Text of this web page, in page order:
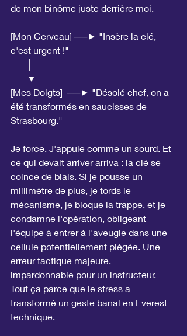
de mon binôme juste derrière moi.
[Mon Cerveau] ──► "Insère la clé,
c'est urgent !"
▼
[Mes Doigts]  ──► "Désolé chef, on a
été transformés en saucisses de
Strasbourg."
Je force. J'appuie comme un sourd. Et
ce qui devait arriver arriva : la clé se
coince de biais. Si je pousse un
millimètre de plus, je tords le
mécanisme, je bloque la trappe, et je
condamne l'opération, obligeant
l'équipe à entrer à l'aveugle dans une
cellule potentiellement piégée. Une
erreur tactique majeure,
impardonnable pour un instructeur.
Tout ça parce que le stress a
transformé un geste banal en Everest
technique.